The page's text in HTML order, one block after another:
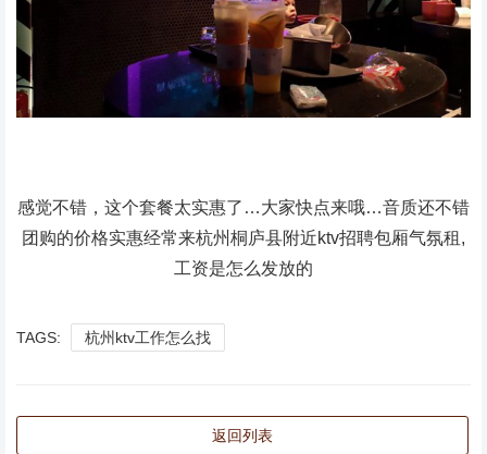
感觉不错，这个套餐太实惠了…大家快点来哦…音质还不错
团购的价格实惠经常来杭州桐庐县附近ktv招聘包厢气氛租,
工资是怎么发放的
TAGS: 杭州ktv工作怎么找
返回列表